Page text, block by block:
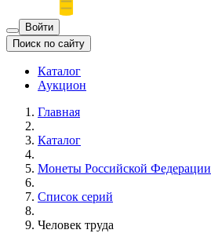
Войти
Поиск по сайту
Каталог
Аукцион
Главная
Каталог
Монеты Российской Федерации
Список серий
Человек труда